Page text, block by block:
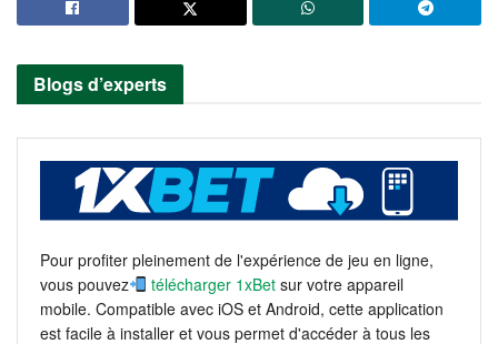
Blogs d’experts
Pour profiter pleinement de l'expérience de jeu en ligne,
vous pouvez
télécharger 1xBet sur votre appareil
mobile. Compatible avec iOS et Android, cette application
est facile à installer et vous permet d'accéder à tous les